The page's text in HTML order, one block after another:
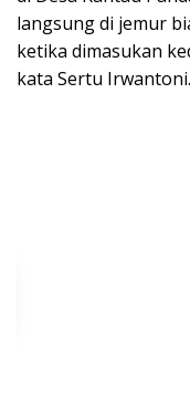
langsung di jemur
ketika dimasukan
kata Sertu Irwantoni.